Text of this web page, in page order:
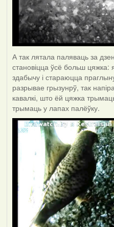
А так лятала паляваць за
становіцца ўсё больш
здабычу і стараюцца
разрывае грызунрў, так
кавалкі, што ёй цяжка
трымаць у лапах палёўку.